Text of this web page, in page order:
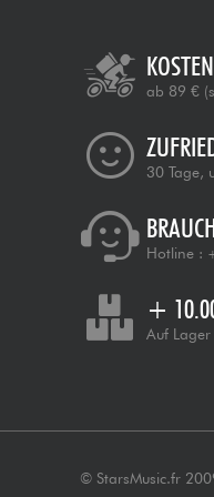
ab 89 €
30 Tage,
Hotline :
+
Auf Lager
© StarsMusic.fr